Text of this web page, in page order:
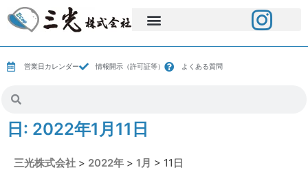
営業日カレンダー 情報開示（許可証等） よくある質問
日: 2022年1月11日
三光株式会社 > 2022年 > 1月 > 11日